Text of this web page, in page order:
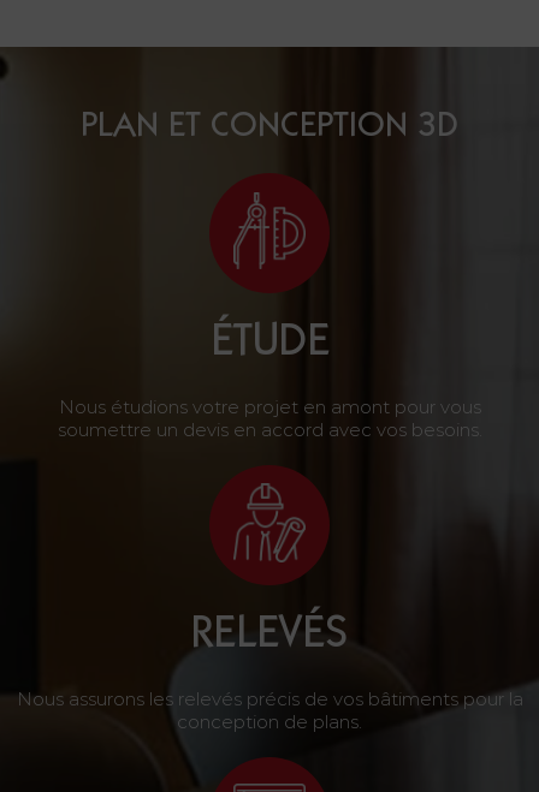
PLAN ET CONCEPTION 3D
ÉTUDE
Nous étudions votre projet en amont pour vous
soumettre un devis en accord avec vos besoins.
RELEVÉS
Nous assurons les relevés précis de vos bâtiments pour la
conception de plans.